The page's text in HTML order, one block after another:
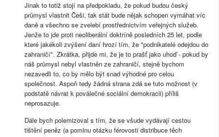
Jinak to totiž stojí na předpokladu, že pokud budou český
průmysl vlastnit Češi, tak stát bude nějak schopen vymáhat víc
daně a všechno se zvelebí prostřednictvím veřejných služeb.
Jenže to jde proti neoliberální doktríně posledních 25 let, podle
které jakékoli zvýšení daní hrozí tím, že "podnikatelé odejdou do
zahraničí". Zkrátka, přijde mi, že je to prašť jako uhoď - pokud by
náš průmysl nebyl vlastněn ze zahraničí, stejně bychom
nezavedli to, co by mělo být snad výhodné pro celou
společnost. Aspoň tedy žádná strana zdá se tuto možnost (v
podstatě návrat k poválečné sociální demokracii) příliš
neprosazuje.
Dále bych polemizoval s tím, že se všude vydávají cestou
tištění peněz (a pominu otázku férovosti distribuce těch